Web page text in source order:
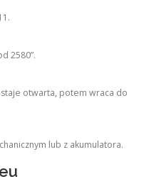
2580”.
otwarta, potem wraca do
lub z akumulatora.